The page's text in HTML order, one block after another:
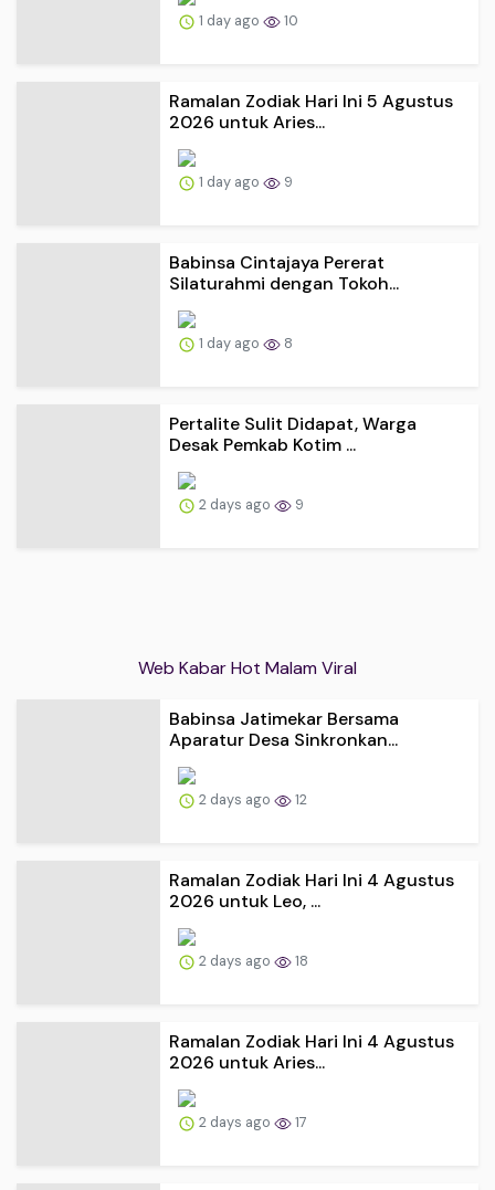
1 day ago 10
Ramalan Zodiak Hari Ini 5 Agustus
2026 untuk Aries...
1 day ago 9
Babinsa Cintajaya Pererat
Silaturahmi dengan Tokoh...
1 day ago 8
Pertalite Sulit Didapat, Warga
Desak Pemkab Kotim ...
2 days ago 9
Web Kabar Hot Malam Viral
Babinsa Jatimekar Bersama
Aparatur Desa Sinkronkan...
2 days ago 12
Ramalan Zodiak Hari Ini 4 Agustus
2026 untuk Leo, ...
2 days ago 18
Ramalan Zodiak Hari Ini 4 Agustus
2026 untuk Aries...
2 days ago 17